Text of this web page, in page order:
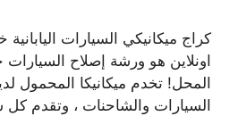
كراج ميكانيكي السيارات
اونلاين هو ورشة إصلاح
المحل! تخدم ميكانيكا المحمول
السيارات والشاحنات ، وتقدم